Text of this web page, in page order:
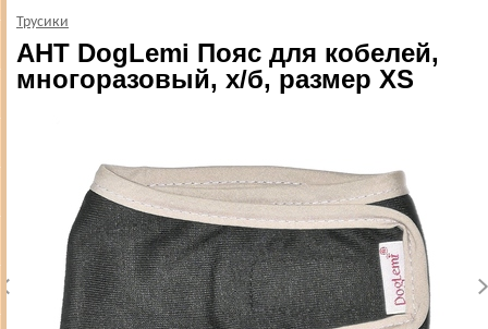
Трусики
АНТ DogLemi Пояс для кобелей,
многоразовый, х/б, размер XS